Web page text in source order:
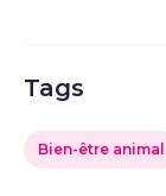
Tags
Bien-être animal